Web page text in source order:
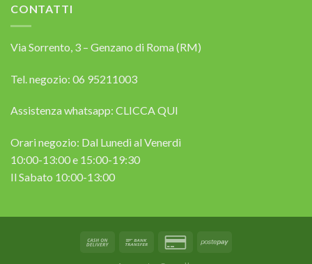
CONTATTI
Via Sorrento, 3 – Genzano di Roma (RM)
Tel. negozio: 06 95211003
Assistenza whatsapp: CLICCA QUI
Orari negozio: Dal Lunedì al Venerdì
10:00-13:00 e 15:00-19:30
Il Sabato 10:00-13:00